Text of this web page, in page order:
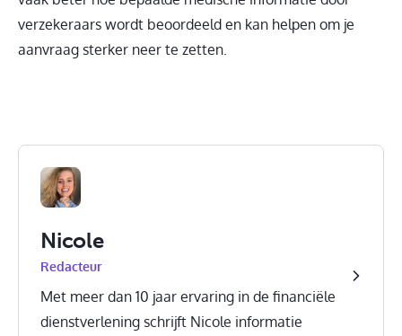
verzekeraars wordt beoordeeld en kan helpen om je
aanvraag sterker neer te zetten.
Nicole
Redacteur
Met meer dan 10 jaar ervaring in de financiële
dienstverlening schrijft Nicole informatie